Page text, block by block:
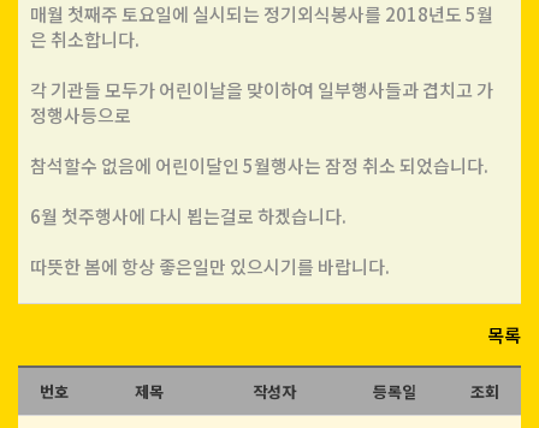
매월 첫째주 토요일에 실시되는 정기외식봉사를 2018년도 5월
은 취소합니다.
각 기관들 모두가 어린이날을 맞이하여 일부행사들과 겹치고 가
정행사등으로
참석할수 없음에 어린이달인 5월행사는 잠정 취소 되었습니다.
6월 첫주행사에 다시 뵙는걸로 하겠습니다.
따뜻한 봄에 항상 좋은일만 있으시기를 바랍니다.
목록
번호 제목 작성자 등록일 조회